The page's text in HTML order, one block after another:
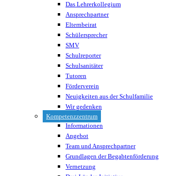
Das Lehrerkollegium
Ansprechpartner
Elternbeirat
Schülersprecher
SMV
Schulreporter
Schulsanitäter
Tutoren
Förderverein
Neuigkeiten aus der Schulfamilie
Wir gedenken
Kompetenzzentrum
Informationen
Angebot
Team und Ansprechpartner
Grundlagen der Begabtenförderung
Vernetzung